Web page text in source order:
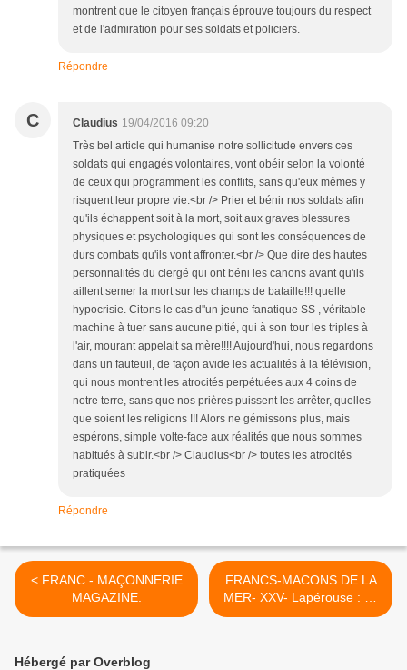
montrent que le citoyen français éprouve toujours du respect
et de l'admiration pour ses soldats et policiers.
Répondre
C Claudius 19/04/2016 09:20
Très bel article qui humanise notre sollicitude envers ces
soldats qui engagés volontaires, vont obéir selon la volonté
de ceux qui programment les conflits, sans qu'eux mêmes y
risquent leur propre vie.<br /> Prier et bénir nos soldats afin
qu'ils échappent soit à la mort, soit aux graves blessures
physiques et psychologiques qui sont les conséquences de
durs combats qu'ils vont affronter.<br /> Que dire des hautes
personnalités du clergé qui ont béni les canons avant qu'ils
aillent semer la mort sur les champs de bataille!!! quelle
hypocrisie. Citons le cas d''un jeune fanatique SS , véritable
machine à tuer sans aucune pitié, qui à son tour les triples à
l'air, mourant appelait sa mère!!!! Aujourd'hui, nous regardons
dans un fauteuil, de façon avide les actualités à la télévision,
qui nous montrent les atrocités perpétuées aux 4 coins de
notre terre, sans que nos prières puissent les arrêter, quelles
que soient les religions !!! Alors ne gémissons plus, mais
espérons, simple volte-face aux réalités que nous sommes
habitués à subir.<br /> Claudius<br /> toutes les atrocités
pratiquées
Répondre
< FRANC - MAÇONNERIE
MAGAZINE.
FRANCS-MACONS DE LA
MER- XXV- Lapérouse : La
Confusion et la fin des
Hébergé par Overblog